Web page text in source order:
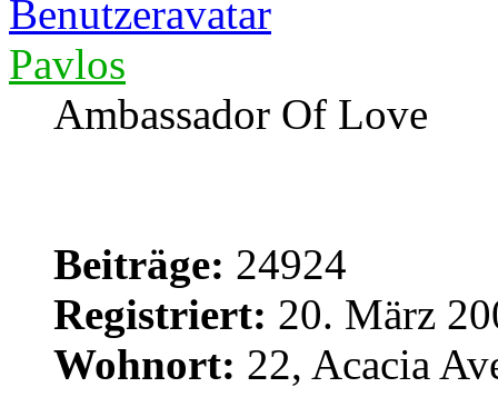
Pavlos
Ambassador Of Love
Beiträge: 24924
Registriert: 20. März
Wohnort: 22, Acacia